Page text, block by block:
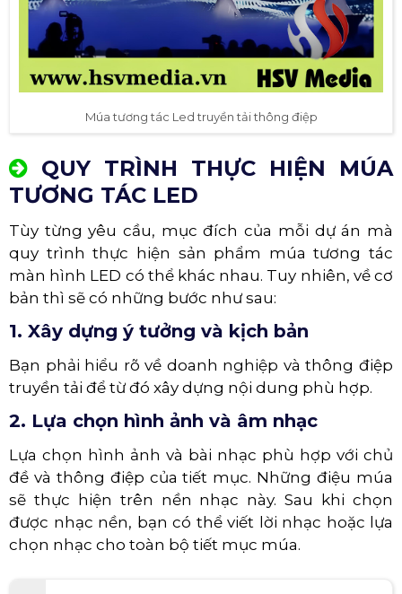
Múa tương tác Led truyền tải thông điệp
QUY TRÌNH THỰC HIỆN MÚA
TƯƠNG TÁC LED
Tùy từng yêu cầu, mục đích của mỗi dự án mà
quy trình thực hiện sản phẩm múa tương tác
màn hình LED có thể khác nhau. Tuy nhiên, về cơ
bản thì sẽ có những bước như sau:
1. Xây dựng ý tưởng và kịch bản
Bạn phải hiểu rõ về doanh nghiệp và thông điệp
truyền tải để từ đó xây dựng nội dung phù hợp.
2. Lựa chọn hình ảnh và âm nhạc
Lựa chọn hình ảnh và bài nhạc phù hợp với chủ
đề và thông điệp của tiết mục. Những điệu múa
sẽ thực hiện trên nền nhạc này. Sau khi chọn
được nhạc nền, bạn có thể viết lời nhạc hoặc lựa
chọn nhạc cho toàn bộ tiết mục múa.